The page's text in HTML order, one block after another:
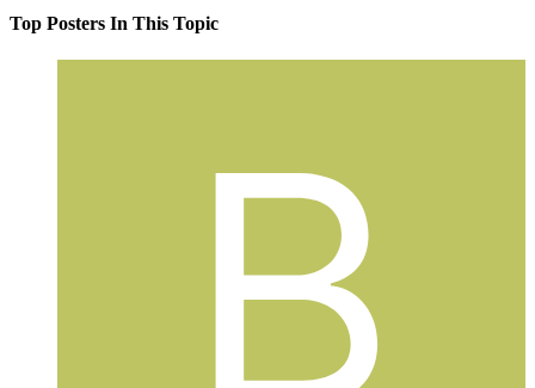
Top Posters In This Topic